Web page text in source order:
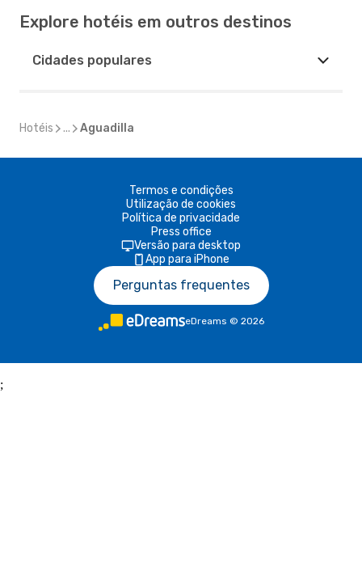
Explore hotéis em outros destinos
Cidades populares
Hotéis ... Aguadilla
Termos e condições
Utilização de cookies
Política de privacidade
Press office
Versão para desktop
App para iPhone
Perguntas frequentes
eDreams © 2026
;